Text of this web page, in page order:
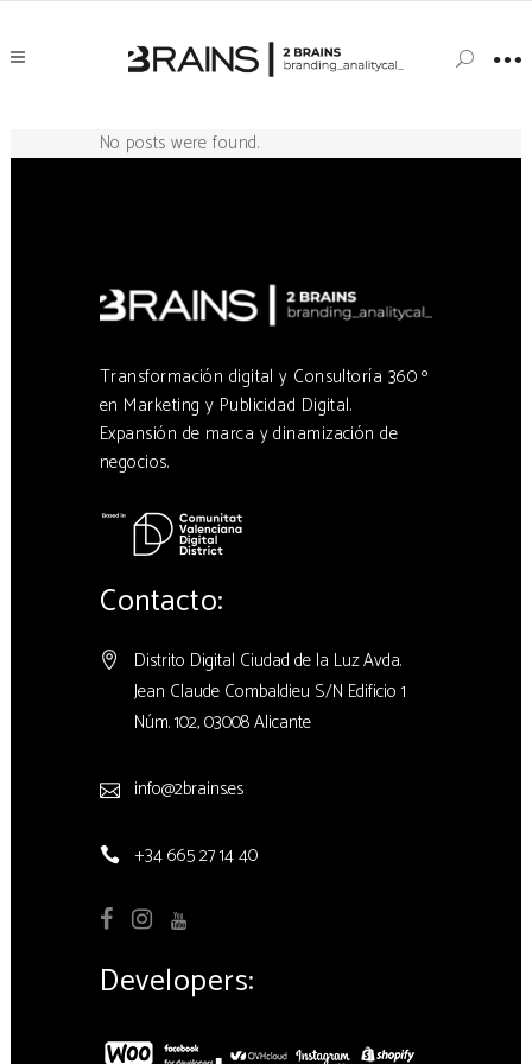
No posts were found.
Transformación digital y Consultoría 360 º
en Marketing y Publicidad Digital.
Expansión de marca y dinamización de
negocios.
Contacto:
Distrito Digital Ciudad de la Luz Avda.
Jean Claude Combaldieu S/N Edificio 1
Núm. 102, 03008 Alicante
info@2brains.es
+34 665 27 14 40
Developers: